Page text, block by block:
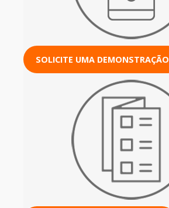
SOLICITE UMA DEMONSTRAÇÃO